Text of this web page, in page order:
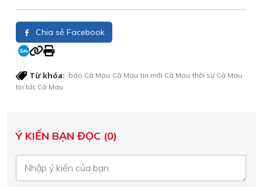
Chia sẻ Facebook
Từ khóa: báo Cà Mau Cà Mau tin mới Cà Mau thời sự Cà Mau
tin tức Cà Mau
Ý KIẾN BẠN ĐỌC (0)